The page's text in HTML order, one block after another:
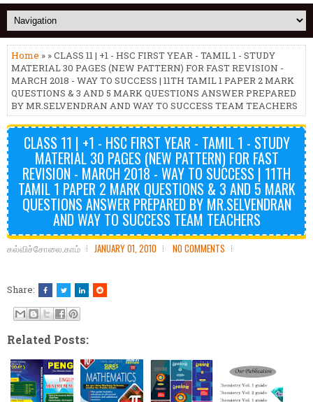
Home » » CLASS 11 | +1 - HSC FIRST YEAR - TAMIL 1 - STUDY
MATERIAL 30 PAGES (NEW PATTERN) FOR FAST REVISION -
MARCH 2018 - WAY TO SUCCESS | 11TH TAMIL 1 PAPER 2 MARK
QUESTIONS & 3 AND 5 MARK QUESTIONS ANSWER PREPARED
BY MR.SELVENDRAN AND WAY TO SUCCESS TEAM TEACHERS
CLASS 11 | +1 - HSC FIRST YEAR - TAMIL 1 - STUDY
MATERIAL 30 PAGES (NEW PATTERN) FOR FAST
REVISION - MARCH 2018 - WAY TO SUCCESS | 11TH
TAMIL 1 PAPER 2 MARK QUESTIONS & 3 AND 5 MARK
QUESTIONS ANSWER PREPARED BY MR.SELVENDRAN
AND WAY TO SUCCESS TEAM TEACHERS
கல்விச்சோலை.காம் JANUARY 01, 2010 NO COMMENTS
Share:
Related Posts: